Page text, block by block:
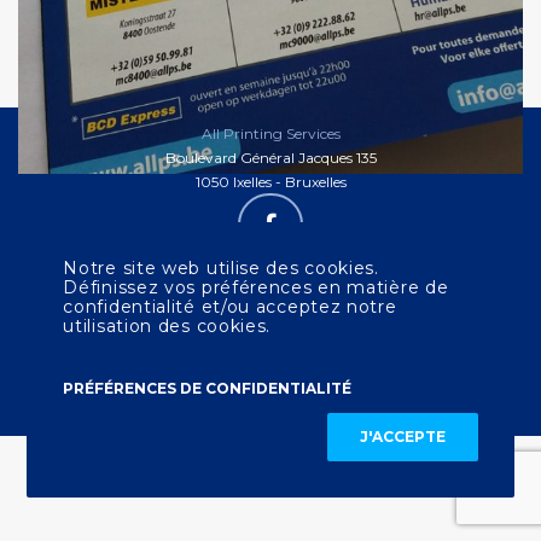
All Printing Services
Boulevard Général Jacques 135
1050 Ixelles - Bruxelles
LEGAL NOTICE CONTACT US
© 2023 ALL PRINTING SERVICES
Notre site web utilise des cookies.
Définissez vos préférences en matière de
confidentialité et/ou acceptez notre
utilisation des cookies.
PRÉFÉRENCES DE CONFIDENTIALITÉ
J'ACCEPTE